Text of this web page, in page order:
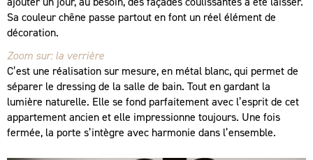
Sa couleur chêne passe partout en font un réel élément de
décoration.
Zoom sur: la verrière
C’est une réalisation sur mesure, en métal blanc, qui permet de
séparer le dressing de la salle de bain. Tout en gardant la
lumière naturelle. Elle se fond parfaitement avec l’esprit de cet
appartement ancien et elle impressionne toujours. Une fois
fermée, la porte s’intègre avec harmonie dans l’ensemble.